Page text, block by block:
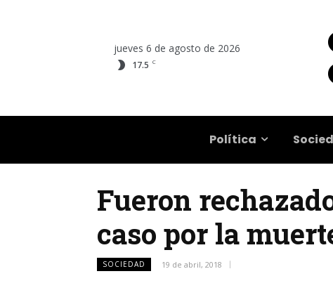
jueves 6 de agosto de 2026
17.5 C
Política
Fueron
caso por la
SOCIEDAD 19 de abril, 2018